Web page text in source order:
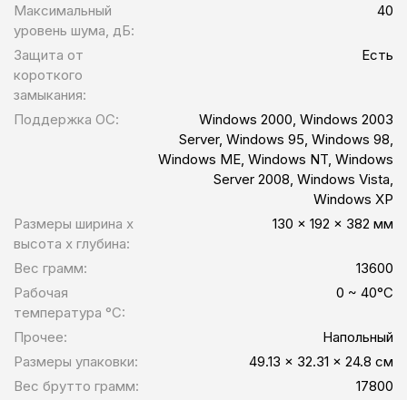
Максимальный
уровень шума, дБ:
40
Защита от
короткого
замыкания:
Есть
Поддержка ОС:
Windows 2000, Windows 2003
Server, Windows 95, Windows 98,
Windows ME, Windows NT, Windows
Server 2008, Windows Vista,
Windows XP
Размеры ширина x
высота x глубина:
130 x 192 x 382 мм
Вес грамм:
13600
Рабочая
температура °C:
0 ~ 40°C
Прочее:
Напольный
Размеры упаковки:
49.13 x 32.31 x 24.8 см
Вес брутто грамм:
17800